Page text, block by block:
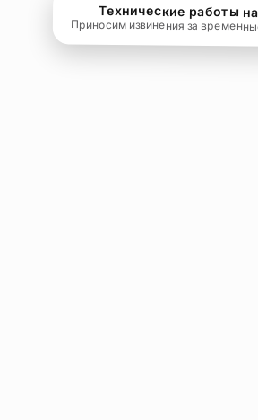
Технические работы
Приносим извинения за